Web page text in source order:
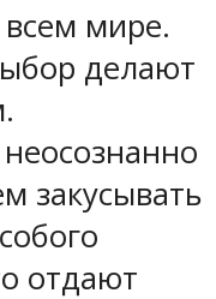
всем мире.
делают
закусывать
отдают